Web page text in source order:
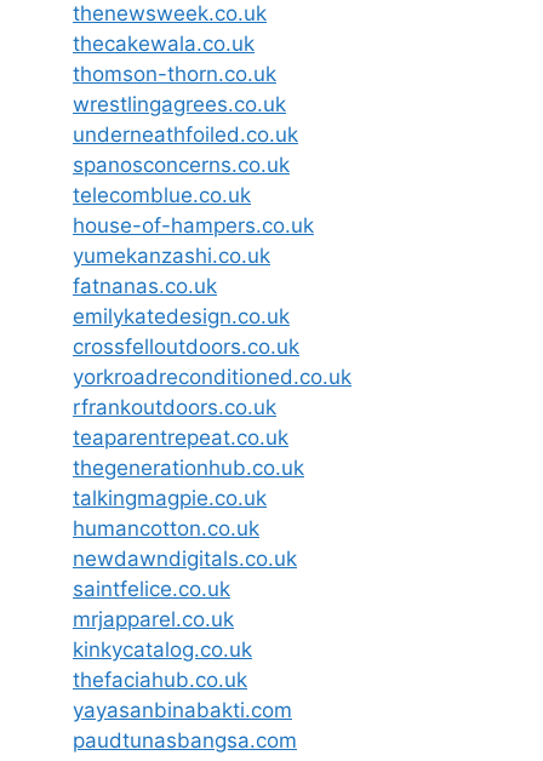
thenewsweek.co.uk
thecakewala.co.uk
thomson-thorn.co.uk
wrestlingagrees.co.uk
underneathfoiled.co.uk
spanosconcerns.co.uk
telecomblue.co.uk
house-of-hampers.co.uk
yumekanzashi.co.uk
fatnanas.co.uk
emilykatedesign.co.uk
crossfelloutdoors.co.uk
yorkroadreconditioned.co.uk
rfrankoutdoors.co.uk
teaparentrepeat.co.uk
thegenerationhub.co.uk
talkingmagpie.co.uk
humancotton.co.uk
newdawndigitals.co.uk
saintfelice.co.uk
mrjapparel.co.uk
kinkycatalog.co.uk
thefaciahub.co.uk
yayasanbinabakti.com
paudtunasbangsa.com